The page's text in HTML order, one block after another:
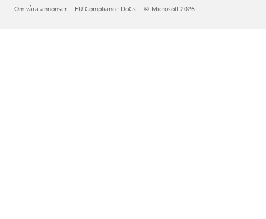
Om våra annonser EU Compliance DoCs © Microsoft 2026